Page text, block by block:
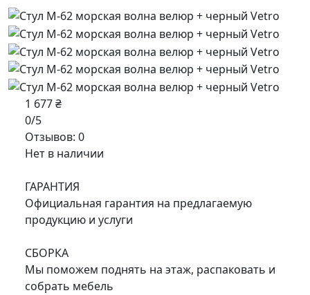
1 677 ₴
0/5
Отзывов: 0
Нет в наличии
ГАРАНТИЯ
Официальная гарантия на предлагаемую
продукцию и услуги
СБОРКА
Мы поможем поднять на этаж, распаковать и
собрать мебель